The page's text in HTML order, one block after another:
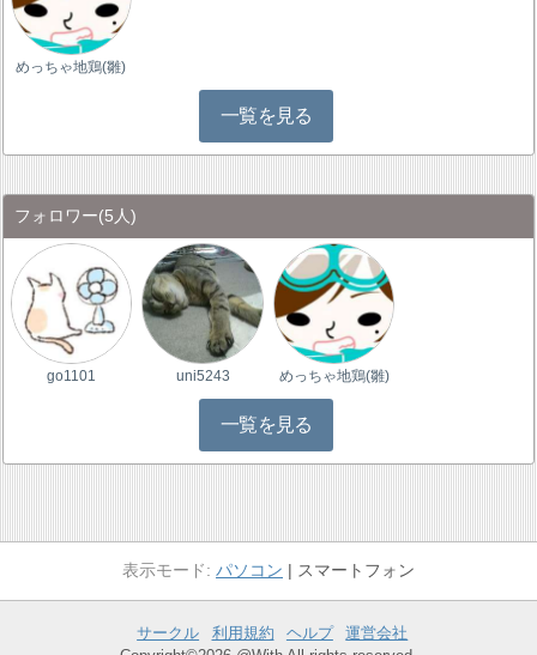
めっちゃ地鶏(雛)
一覧を見る
フォロワー(5人)
go1101 uni5243 めっちゃ地鶏(雛)
一覧を見る
パソコン スマートフォン
サークル 利用規約 ヘルプ
運営会社